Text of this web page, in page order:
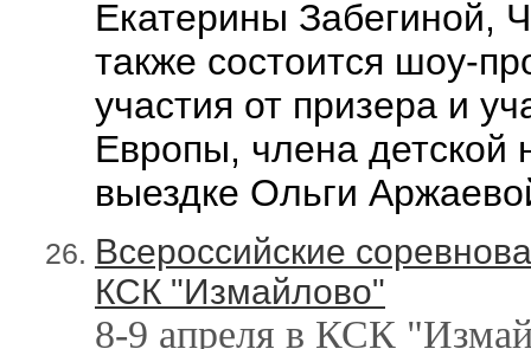
Екатерины Забегиной,
также состоится шоу-
участия от призера и
Европы, члена детской
выездке Ольги
Всероссийские
КСК "Измайлово"
8-9 апреля в КСК